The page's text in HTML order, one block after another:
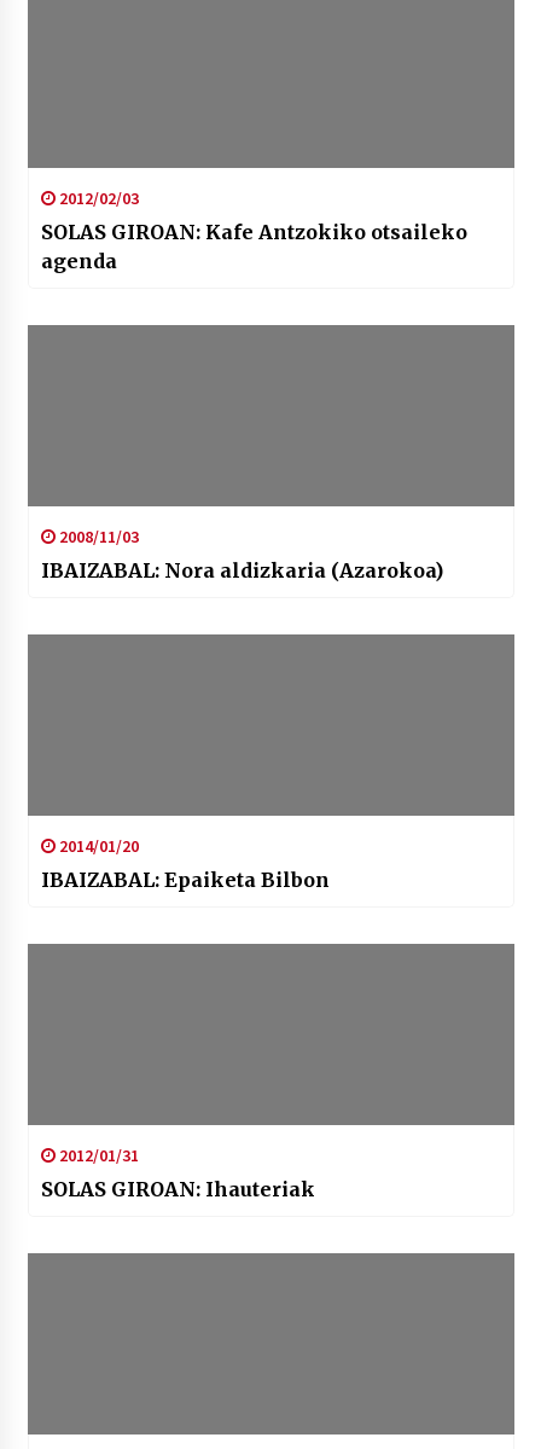
2012/02/03
SOLAS GIROAN: Kafe Antzokiko otsaileko
agenda
2008/11/03
IBAIZABAL: Nora aldizkaria (Azarokoa)
2014/01/20
IBAIZABAL: Epaiketa Bilbon
2012/01/31
SOLAS GIROAN: Ihauteriak